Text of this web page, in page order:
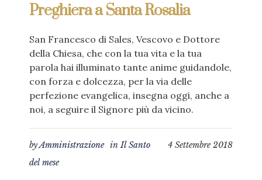
Preghiera a Santa Rosalia
San Francesco di Sales, Vescovo e Dottore
della Chiesa, che con la tua vita e la tua
parola hai illuminato tante anime guidandole,
con forza e dolcezza, per la via delle
perfezione evangelica, insegna oggi, anche a
noi, a seguire il Signore più da vicino.
4 Settembre 2018
byAmministrazione inIl Santo
del mese